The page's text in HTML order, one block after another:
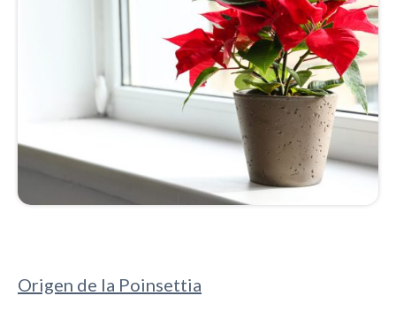
Origen de la Poinsettia